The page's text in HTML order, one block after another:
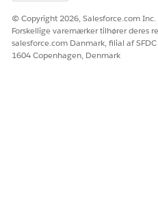
© Copyright 2026, Salesforce.com
Forskellige varemærker tilhører deres
salesforce.com Danmark, filial af
1604 Copenhagen, Denmark